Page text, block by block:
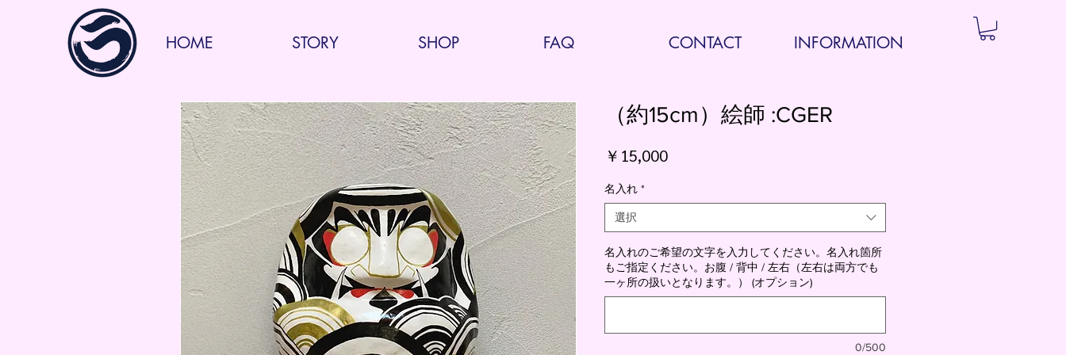
HOME STORY SHOP FAQ CONTACT INFORMATION
（約15cm）絵師 :CGER
￥15,000価
名入れ *
選択
名入れのご希望の文字を入力してください。名入れ箇所
もご指定ください。お腹 / 背中 / 左右（左右は両方でも
一ヶ所の扱いとなります。） (オプション)
0/500